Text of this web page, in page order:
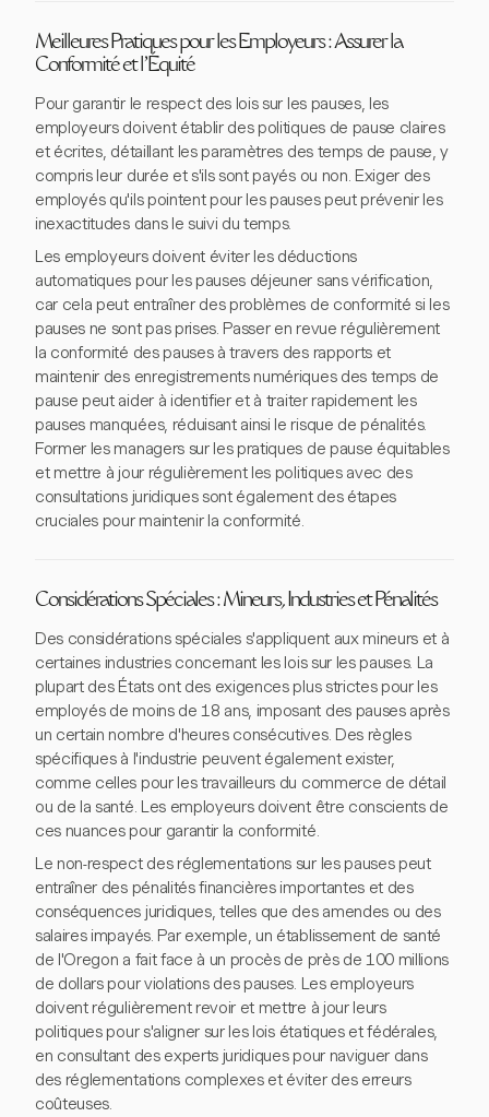
Meilleures Pratiques pour les Employeurs : Assurer la
Conformité et l'Équité
Pour garantir le respect des lois sur les pauses, les
employeurs doivent établir des politiques de pause claires
et écrites, détaillant les paramètres des temps de pause, y
compris leur durée et s'ils sont payés ou non. Exiger des
employés qu'ils pointent pour les pauses peut prévenir les
inexactitudes dans le suivi du temps.
Les employeurs doivent éviter les déductions
automatiques pour les pauses déjeuner sans vérification,
car cela peut entraîner des problèmes de conformité si les
pauses ne sont pas prises. Passer en revue régulièrement
la conformité des pauses à travers des rapports et
maintenir des enregistrements numériques des temps de
pause peut aider à identifier et à traiter rapidement les
pauses manquées, réduisant ainsi le risque de pénalités.
Former les managers sur les pratiques de pause équitables
et mettre à jour régulièrement les politiques avec des
consultations juridiques sont également des étapes
cruciales pour maintenir la conformité.
Considérations Spéciales : Mineurs, Industries et Pénalités
Des considérations spéciales s'appliquent aux mineurs et à
certaines industries concernant les lois sur les pauses. La
plupart des États ont des exigences plus strictes pour les
employés de moins de 18 ans, imposant des pauses après
un certain nombre d'heures consécutives. Des règles
spécifiques à l'industrie peuvent également exister,
comme celles pour les travailleurs du commerce de détail
ou de la santé. Les employeurs doivent être conscients de
ces nuances pour garantir la conformité.
Le non-respect des réglementations sur les pauses peut
entraîner des pénalités financières importantes et des
conséquences juridiques, telles que des amendes ou des
salaires impayés. Par exemple, un établissement de santé
de l'Oregon a fait face à un procès de près de 100 millions
de dollars pour violations des pauses. Les employeurs
doivent régulièrement revoir et mettre à jour leurs
politiques pour s'aligner sur les lois étatiques et fédérales,
en consultant des experts juridiques pour naviguer dans
des réglementations complexes et éviter des erreurs
coûteuses.